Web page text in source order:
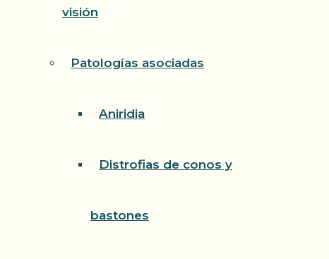
visión
Patologías asociadas
Aniridia
Distrofias de conos y
bastones